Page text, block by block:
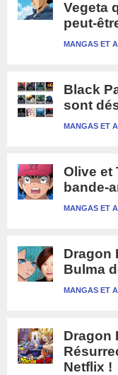
Vegeta
peut-
MANGAS ET
Black
sont
MANGAS ET
Olive et
bande-
MANGAS ET
Dragon
Bulma
MANGAS ET
Dragon
Netflix !